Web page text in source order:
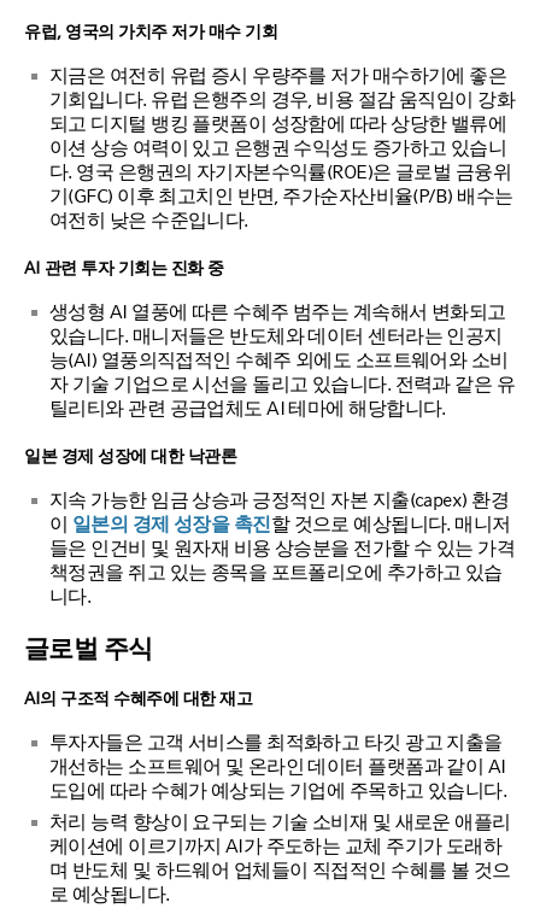
유럽, 영국의 가치주 저가 매수 기회
지금은 여전히 유럽 증시 우량주를 저가 매수하기에 좋은
기회입니다. 유럽 은행주의 경우, 비용 절감 움직임이 강화
되고 디지털 뱅킹 플랫폼이 성장함에 따라 상당한 밸류에
이션 상승 여력이 있고 은행권 수익성도 증가하고 있습니
다. 영국 은행권의 자기자본수익률(ROE)은 글로벌 금융위
기(GFC) 이후 최고치인 반면, 주가순자산비율(P/B) 배수는
여전히 낮은 수준입니다.
AI 관련 투자 기회는 진화 중
생성형 AI 열풍에 따른 수혜주 범주는 계속해서 변화되고
있습니다. 매니저들은 반도체와 데이터 센터라는 인공지
능(AI) 열풍의직접적인 수혜주 외에도 소프트웨어와 소비
자 기술 기업으로 시선을 돌리고 있습니다. 전력과 같은 유
틸리티와 관련 공급업체도 AI 테마에 해당합니다.
일본 경제 성장에 대한 낙관론
지속 가능한 임금 상승과 긍정적인 자본 지출(capex) 환경
이 일본의 경제 성장을 촉진할 것으로 예상됩니다. 매니저
들은 인건비 및 원자재 비용 상승분을 전가할 수 있는 가격
책정권을 쥐고 있는 종목을 포트폴리오에 추가하고 있습
니다.
글로벌 주식
AI의 구조적 수혜주에 대한 재고
투자자들은 고객 서비스를 최적화하고 타깃 광고 지출을
개선하는 소프트웨어 및 온라인 데이터 플랫폼과 같이 AI
도입에 따라 수혜가 예상되는 기업에 주목하고 있습니다.
처리 능력 향상이 요구되는 기술 소비재 및 새로운 애플리
케이션에 이르기까지 AI가 주도하는 교체 주기가 도래하
며 반도체 및 하드웨어 업체들이 직접적인 수혜를 볼 것으
로 예상됩니다.